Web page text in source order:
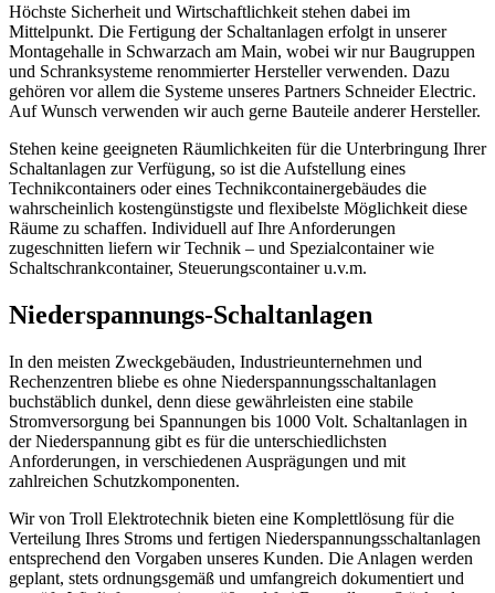
Höchste Sicherheit und Wirtschaftlichkeit stehen dabei im
Mittelpunkt. Die Fertigung der Schaltanlagen erfolgt in unserer
Montagehalle in Schwarzach am Main, wobei wir nur Baugruppen
und Schranksysteme renommierter Hersteller verwenden. Dazu
gehören vor allem die Systeme unseres Partners Schneider Electric.
Auf Wunsch verwenden wir auch gerne Bauteile anderer Hersteller.
Stehen keine geeigneten Räumlichkeiten für die Unterbringung Ihrer
Schaltanlagen zur Verfügung, so ist die Aufstellung eines
Technikcontainers oder eines Technikcontainergebäudes die
wahrscheinlich kostengünstigste und flexibelste Möglichkeit diese
Räume zu schaffen. Individuell auf Ihre Anforderungen
zugeschnitten liefern wir Technik – und Spezialcontainer wie
Schaltschrankcontainer, Steuerungscontainer u.v.m.
Niederspannungs-Schaltanlagen
In den meisten Zweckgebäuden, Industrieunternehmen und
Rechenzentren bliebe es ohne Niederspannungsschaltanlagen
buchstäblich dunkel, denn diese gewährleisten eine stabile
Stromversorgung bei Spannungen bis 1000 Volt. Schaltanlagen in
der Niederspannung gibt es für die unterschiedlichsten
Anforderungen, in verschiedenen Ausprägungen und mit
zahlreichen Schutzkomponenten.
Wir von Troll Elektrotechnik bieten eine Komplettlösung für die
Verteilung Ihres Stroms und fertigen Niederspannungsschaltanlagen
entsprechend den Vorgaben unseres Kunden. Die Anlagen werden
geplant, stets ordnungsgemäß und umfangreich dokumentiert und